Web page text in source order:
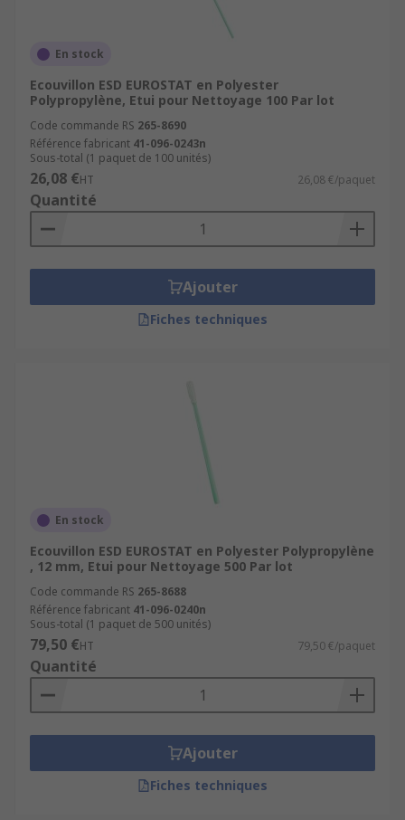
En stock
Ecouvillon ESD EUROSTAT en Polyester
Polypropylène, Etui pour Nettoyage 100 Par lot
Code commande RS 265-8690
Référence fabricant 41-096-0243n
Sous-total (1 paquet de 100 unités)
26,08 €HT 26,08 €/paquet
Quantité
Ajouter
Fiches techniques
En stock
Ecouvillon ESD EUROSTAT en Polyester Polypropylène
, 12 mm, Etui pour Nettoyage 500 Par lot
Code commande RS 265-8688
Référence fabricant 41-096-0240n
Sous-total (1 paquet de 500 unités)
79,50 €HT 79,50 €/paquet
Quantité
Ajouter
Fiches techniques